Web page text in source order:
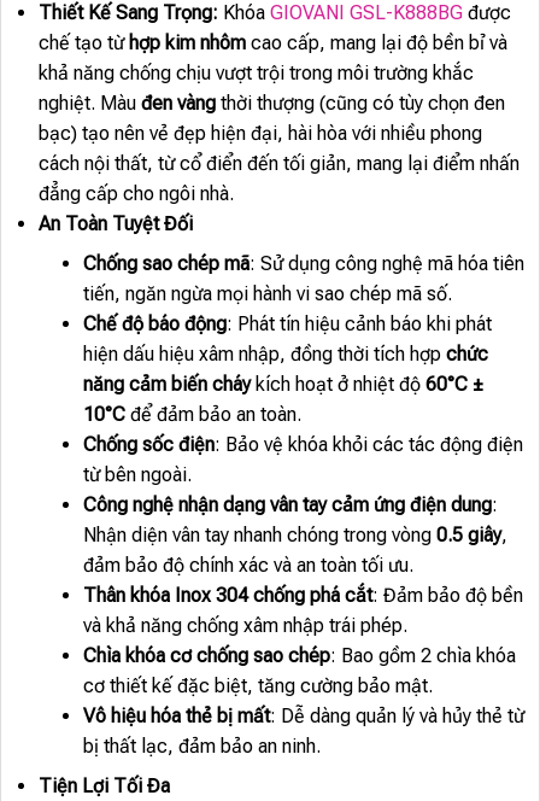
Thiết Kế Sang Trọng: Khóa GIOVANI GSL-K888BGđược
chế tạo từ hợp kim nhômcao cấp, mang lại độ bền bỉ và
khả năng chống chịu vượt trội trong môi trường khắc
nghiệt. Màu đen vàngthời thượng (cũng có tùy chọn đen
bạc) tạo nên vẻ đẹp hiện đại, hài hòa với nhiều phong
cách nội thất, từ cổ điển đến tối giản, mang lại điểm nhấn
đẳng cấp cho ngôi nhà.
An Toàn Tuyệt Đối
Chống sao chép mã: Sử dụng công nghệ mã hóa tiên
tiến, ngăn ngừa mọi hành vi sao chép mã số.
Chế độ báo động: Phát tín hiệu cảnh báo khi phát
hiện dấu hiệu xâm nhập, đồng thời tích hợp chức
năng cảm biến cháykích hoạt ở nhiệt độ 60°C ±
10°Cđể đảm bảo an toàn.
Chống sốc điện: Bảo vệ khóa khỏi các tác động điện
từ bên ngoài.
Công nghệ nhận dạng vân tay cảm ứng điện dung:
Nhận diện vân tay nhanh chóng trong vòng 0.5 giây,
đảm bảo độ chính xác và an toàn tối ưu.
Thân khóa Inox 304 chống phá cắt: Đảm bảo độ bền
và khả năng chống xâm nhập trái phép.
Chìa khóa cơ chống sao chép: Bao gồm 2 chìa khóa
cơ thiết kế đặc biệt, tăng cường bảo mật.
Vô hiệu hóa thẻ bị mất: Dễ dàng quản lý và hủy thẻ từ
bị thất lạc, đảm bảo an ninh.
Tiện Lợi Tối Đa